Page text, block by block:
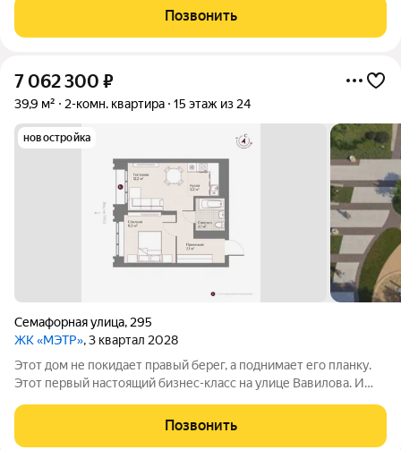
Позвонить
7 062 300 ₽
39,9 м² 2-комн. квартира 15 этаж из 24
новостройка
Семафорная улица, 295
ЖК «МЭТР», 3 квартал 2028
Этот дом не покидает правый берег, а поднимает его планку.
Этот первый настоящий бизнес-класс на улице Вавилова. И
панорамных окон. Обязывает
Позвонить